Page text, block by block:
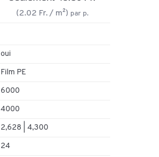
(2.02 Fr. / m²) par p.
oui
Film PE
6000
4000
2,628 | 4,300
24